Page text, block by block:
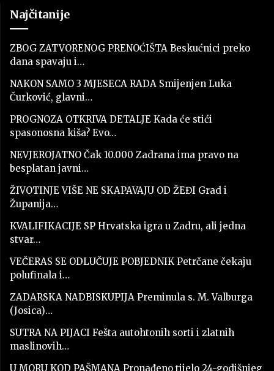
Najčitanije
ZBOG ZATVORENOG PRENOĆIŠTA Beskućnici preko
dana spavaju i…
NAKON SAMO 3 MJESECA RADA Smijenjen Luka
Čurković, glavni…
PROGNOZA OTKRIVA DETALJE Kada će stići
spasonosna kiša? Evo…
NEVJEROJATNO Čak 10.000 Zadrana ima pravo na
besplatan javni…
ŽIVOTINJE VIŠE NE SKAPAVAJU OD ŽEĐI Grad i
Županija…
KVALIFIKACIJE SP Hrvatska igra u Zadru, ali jedna
stvar…
VEČERAS SE ODLUČUJE POBJEDNIK Petrčane čekaju
polufinala i…
ZADARSKA NADBISKUPIJA Preminula s. M. Valburga
(Josica)…
SUTRA NA PIJACI Fešta autohtonih sorti i zlatnih
maslinovih…
U MORU KOD PAŠMANA Pronađeno tijelo 24-godišnjeg